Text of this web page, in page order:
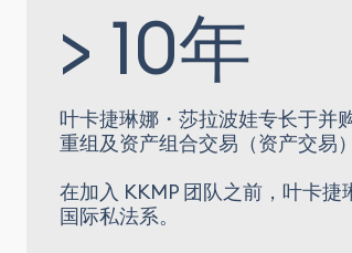
> 10年
叶卡捷琳娜・莎拉波娃专长于并
重组及资产组合交易（资产交易
在加入 KKMP 团队之前，叶卡
国际私法系。